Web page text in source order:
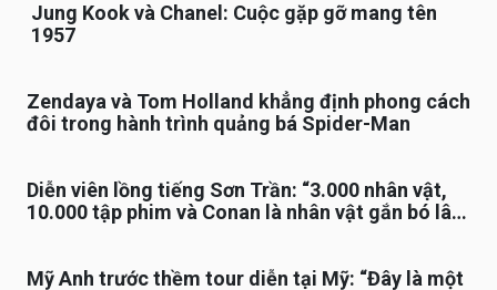
Jung Kook và Chanel: Cuộc gặp gỡ mang tên
1957
Zendaya và Tom Holland khẳng định phong cách
đôi trong hành trình quảng bá Spider-Man
Diễn viên lồng tiếng Sơn Trần: “3.000 nhân vật,
10.000 tập phim và Conan là nhân vật gắn bó lâu
Mỹ Anh trước thềm tour diễn tại Mỹ: “Đây là một